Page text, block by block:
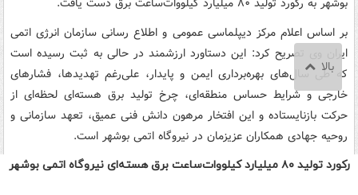
رکورد تولید ۸۰ میلیارد کیلووات‌ساعت برق هسته‌ای نیروگاه اتمی بوشهر